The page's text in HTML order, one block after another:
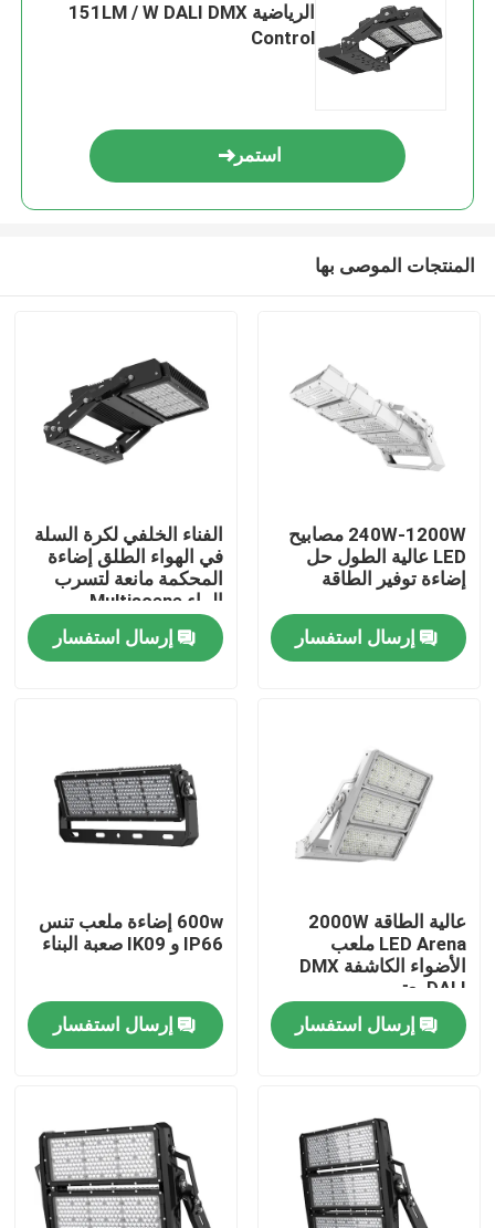
بيت
منتجات
معلومات عنا
جولة في المعمل
رقابة جودة
اطلب اقتباس
ضوء ملعب LED
ضوء الفيضانات LED في الهواء الطلق
الرياضية 151LM / W DALI DMX
Control
استمر
المنتجات الموصى بها
240W-1200W مصابيح
LED عالية الطول حل
إضاءة توفير الطاقة
إرسال استفسار
الفناء الخلفي لكرة السلة
في الهواء الطلق إضاءة
المحكمة مانعة لتسرب
الماء Multiscene
إرسال استفسار
عالية الطاقة 2000W
LED Arena ملعب
الأضواء الكاشفة DMX
DALI يعتم
إرسال استفسار
600w إضاءة ملعب تنس
IP66 و IK09 صعبة البناء
إرسال استفسار